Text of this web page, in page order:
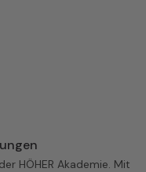
HÖHER Akademie. Mit